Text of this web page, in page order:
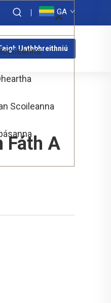
GA
Uathbhreithniú
Fáth A
Scoileanna